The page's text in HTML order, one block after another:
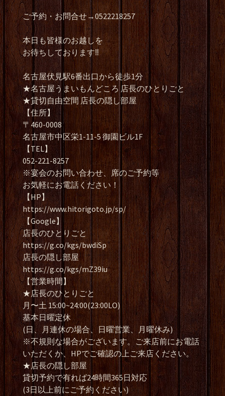
ご予約・お問合せ→0522218257
本日も皆様のお越しを
お待ちしております‼️
名古屋伏見駅6番出口から徒歩1分
★名古屋うまいもんどころ 店長のひとりごと
★貸切自由空間 店長の隠し部屋
【住所】
〒460-0008
名古屋市中区栄1-11-5 御園ビル1F
【TEL】
052-221-8257
※宴会のお問い合わせ、席のご予約等
お気軽にお電話ください！
【HP】
https://www.hitorigoto.jp/sp/
【Google】
店長のひとりごと
https://g.co/kgs/bwdiSp
店長の隠し部屋
https://g.co/kgs/mZ39iu
【営業時間】
★店長のひとりごと
月〜土 15:00~24:00(23:00LO)
基本日曜定休
(日、月連休の場合、日曜営業、月曜休み)
※不規則な場合がございます。ご来店前にお電話
いただくか、HPでご確認の上ご来店ください。
★店長の隠し部屋
貸切予約で有れば24時間365日対応
(3日以上前にご予約ください)